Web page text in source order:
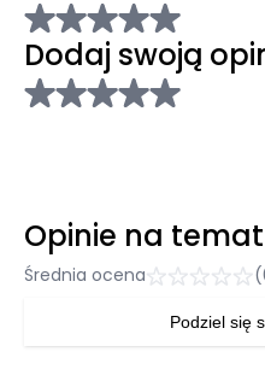
Dodaj swoją
Opinie na
Średnia ocena
Podziel się